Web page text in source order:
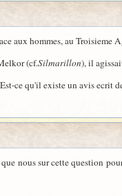
aux hommes, au
(cf.Silmarillon), il
ce qu'il existe un avis ecrit
que nous sur cette question